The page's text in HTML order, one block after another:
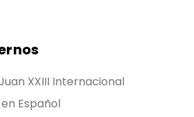
XXIII Internacional
Español